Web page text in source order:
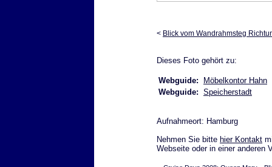
< Blick vom Wandrahmsteg
Dieses Foto gehört zu:
Webguide:
Möbelkontor Hahn
Webguide: Speicherstadt
Aufnahmeort: Hamburg
Nehmen Sie bitte hier Kontakt
Webseite oder in einer anderen